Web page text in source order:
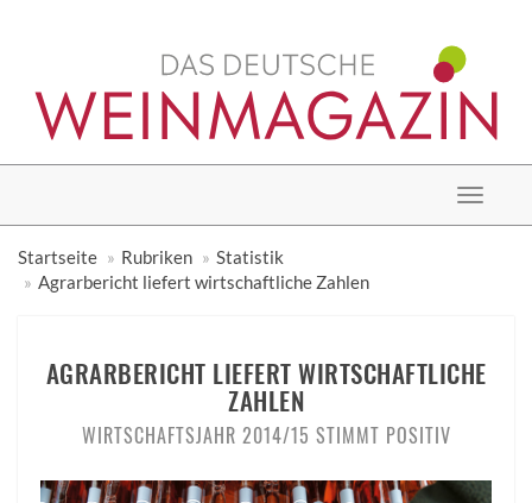
Toggle
Startseite
Rubriken
Statistik
Agrarbericht liefert wirtschaftliche Zahlen
AGRARBERICHT LIEFERT WIRTSCHAFTLICHE
ZAHLEN
WIRTSCHAFTSJAHR 2014/15 STIMMT POSITIV